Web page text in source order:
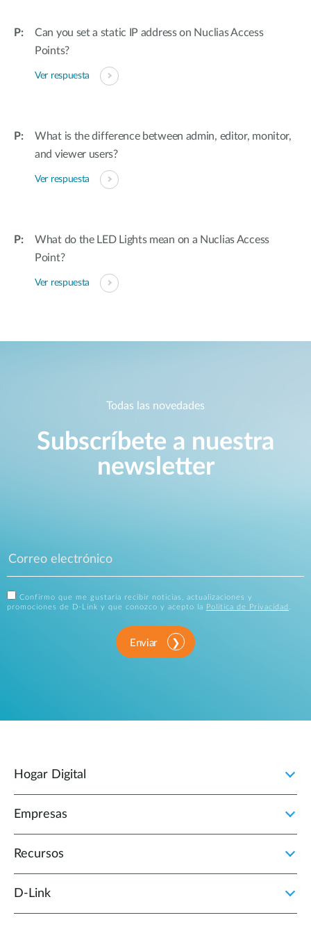
Can you set a static IP address on Nuclias Access
Points?
Ver respuesta
What is the difference between admin, editor, monitor,
and viewer users?
Ver respuesta
What do the LED Lights mean on a Nuclias Access
Point?
Ver respuesta
Todas las novedades
Subscríbete a nuestra
newsletter
Confirmo que me gustaría recibir noticias, actualizaciones y
promociones de D-Link y que conozco y acepto la
Política de Privacidad .
Enviar
Hogar Digital
Empresas
Recursos
D‑Link